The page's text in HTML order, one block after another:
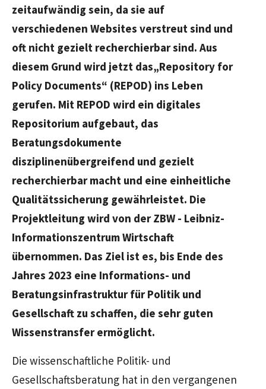
zeitaufwändig sein, da sie auf
verschiedenen Websites verstreut sind und
oft nicht gezielt recherchierbar sind. Aus
diesem Grund wird jetzt das„Repository for
Policy Documents“ (REPOD) ins Leben
gerufen. Mit REPOD wird ein digitales
Repositorium aufgebaut, das
Beratungsdokumente
disziplinenübergreifend und gezielt
recherchierbar macht und eine einheitliche
Qualitätssicherung gewährleistet. Die
Projektleitung wird von der ZBW - Leibniz-
Informationszentrum Wirtschaft
übernommen. Das Ziel ist es, bis Ende des
Jahres 2023 eine Informations- und
Beratungsinfrastruktur für Politik und
Gesellschaft zu schaffen, die sehr guten
Wissenstransfer ermöglicht.
Die wissenschaftliche Politik- und
Gesellschaftsberatung hat in den vergangenen